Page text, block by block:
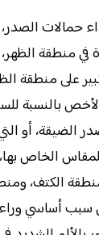
حمالات
في منطقة
على منطقة
بالنسبة
الضيقة، أو
الخاص
الكتف،
أساسي وراء